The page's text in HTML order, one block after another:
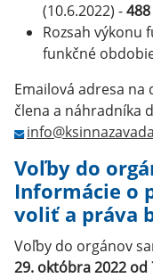
(10.6.2022) -488
Rozsah výkonu
funkčné
Emailová adresa
člena a náhradníka
Voľby do
Informácie o
voliť a práva
Voľby do orgánov
29. októbra 2022 od